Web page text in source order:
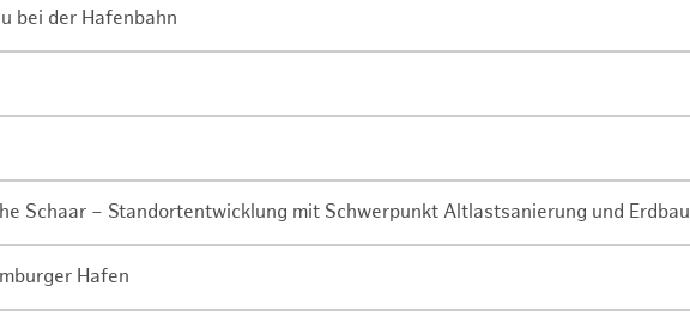
bei der Hafenbahn
Schaar – Standortentwicklung mit Schwerpunkt Altlastsanierung und Erdbau
Hafen